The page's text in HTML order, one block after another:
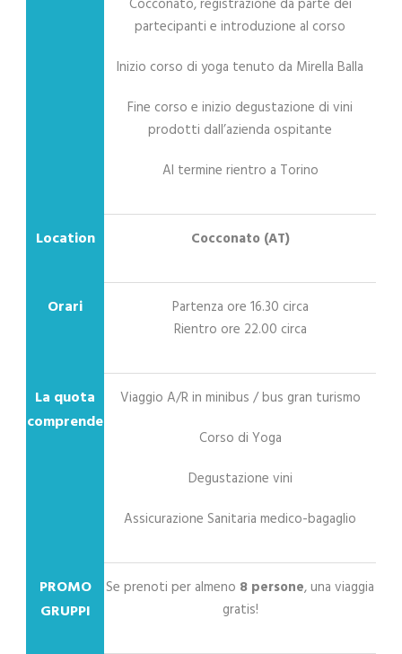
Cocconato, registrazione da parte dei
partecipanti e introduzione al corso
Inizio corso di yoga tenuto da Mirella Balla
Fine corso e inizio degustazione di vini
prodotti dall’azienda ospitante
Al termine rientro a Torino
Location Cocconato (AT)
Orari
Partenza ore 16.30 circa
Rientro ore 22.00 circa
La quota
comprende
Viaggio A/R in minibus / bus gran turismo
Corso di Yoga
Degustazione vini
Assicurazione Sanitaria medico-bagaglio
PROMO
GRUPPI
Se prenoti per almeno 8 persone, una viaggia
gratis!